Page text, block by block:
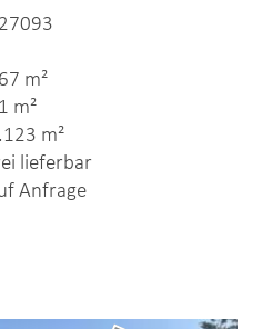
m²
m²
m²
lieferbar
Anfrage